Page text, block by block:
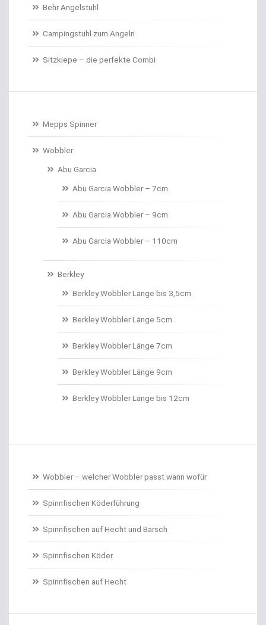
Behr Angelstuhl
Campingstuhl zum Angeln
Sitzkiepe – die perfekte Combi
Mepps Spinner
Wobbler
Abu Garcia
Abu Garcia Wobbler – 7cm
Abu Garcia Wobbler – 9cm
Abu Garcia Wobbler – 110cm
Berkley
Berkley Wobbler Länge bis 3,5cm
Berkley Wobbler Länge 5cm
Berkley Wobbler Länge 7cm
Berkley Wobbler Länge 9cm
Berkley Wobbler Länge bis 12cm
Wobbler – welcher Wobbler passt wann wofür
Spinnfischen Köderführung
Spinnfischen auf Hecht und Barsch
Spinnfischen Köder
Spinnfischen auf Hecht